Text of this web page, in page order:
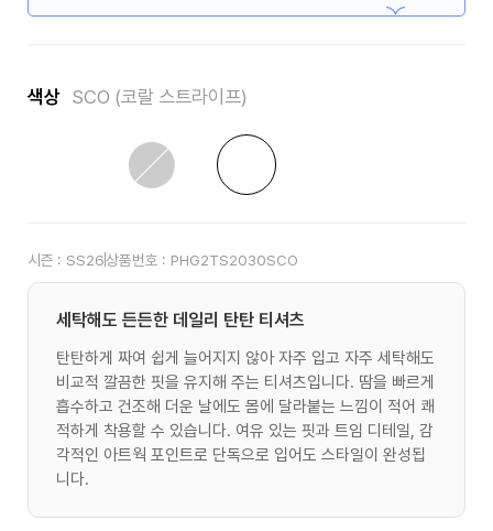
색상 SCO (코랄 스트라이프)
시즌 : SS26상품번호 : PHG2TS2030SCO
세탁해도 든든한 데일리 탄탄 티셔츠
탄탄하게 짜여 쉽게 늘어지지 않아 자주 입고 자주 세탁해도
비교적 깔끔한 핏을 유지해 주는 티셔츠입니다. 땀을 빠르게
흡수하고 건조해 더운 날에도 몸에 달라붙는 느낌이 적어 쾌
적하게 착용할 수 있습니다. 여유 있는 핏과 트임 디테일, 감
각적인 아트웍 포인트로 단독으로 입어도 스타일이 완성됩
니다.